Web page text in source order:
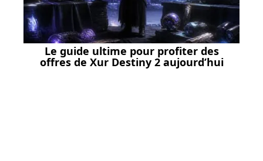
Le guide ultime pour profiter des
offres de Xur Destiny 2 aujourd’hui